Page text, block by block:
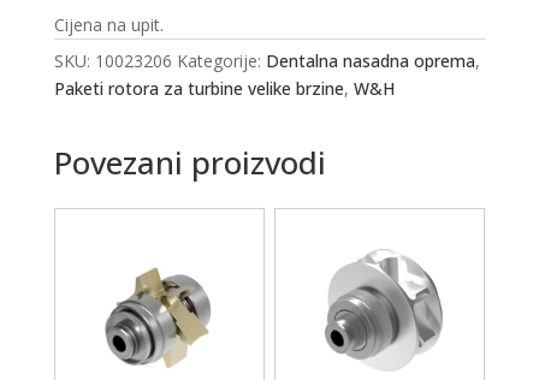
Cijena na upit.
SKU: 10023206 Kategorije: Dentalna nasadna oprema,
Paketi rotora za turbine velike brzine, W&H
Povezani proizvodi